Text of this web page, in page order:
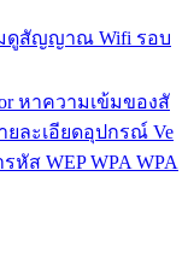
มดูสัญญาณ Wifi รอบ
หาความเข้มของสั
ยละเอียดอุปกรณ์ Ve
ส WEP WPA WPA